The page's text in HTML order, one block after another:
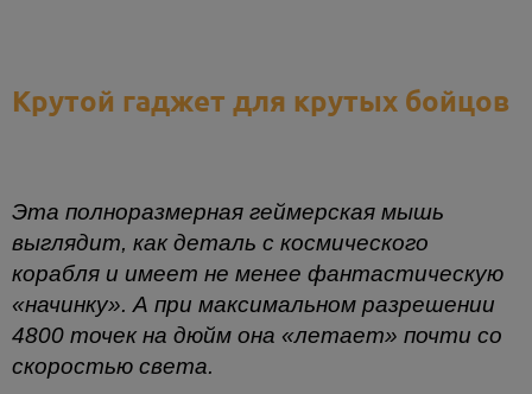
Крутой гаджет для крутых бойцов
Эта полноразмерная геймерская мышь
выглядит, как деталь с космического
корабля и имеет не менее фантастическую
«начинку». А при максимальном разрешении
4800 точек на дюйм она «летает» почти со
скоростью света.